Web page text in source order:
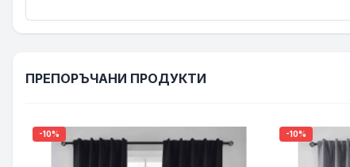
ПРЕПОРЪЧАНИ ПРОДУКТИ
-10% -10%